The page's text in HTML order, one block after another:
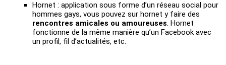
Hornet : application sous forme d’un réseau social pour
hommes gays, vous pouvez sur hornet y faire des
rencontres amicales ou amoureuses. Hornet
fonctionne de la même manière qu’un Facebook avec
un profil, fil d’actualités, etc.